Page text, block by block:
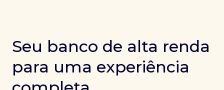
Seu banco de alta renda
para uma experiência